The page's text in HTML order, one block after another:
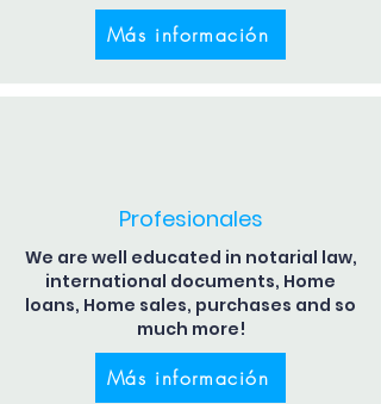
Más información
Profesionales
We are well educated in notarial law,
international documents, Home
loans, Home sales, purchases and so
much more!
Más información